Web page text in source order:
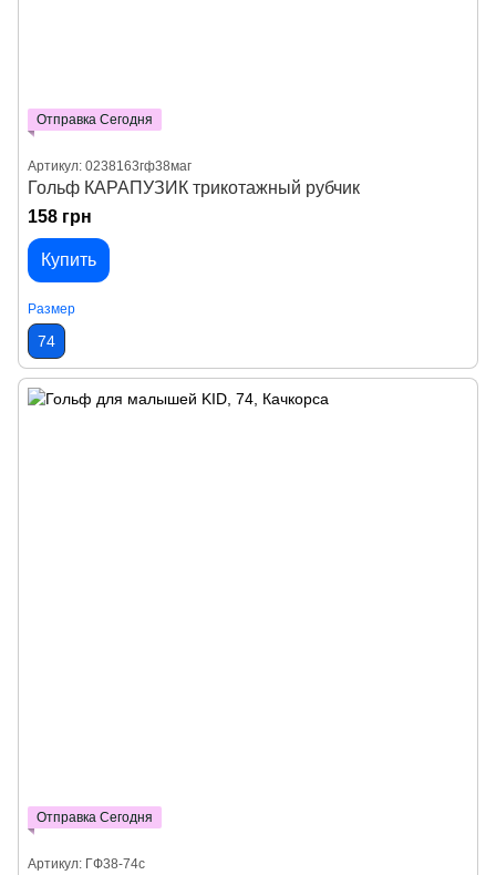
Отправка Сегодня
Артикул: 0238163гф38маг
Гольф КАРАПУЗИК трикотажный рубчик
158 грн
Купить
Размер
74
Отправка Сегодня
Артикул: ГФ38-74с